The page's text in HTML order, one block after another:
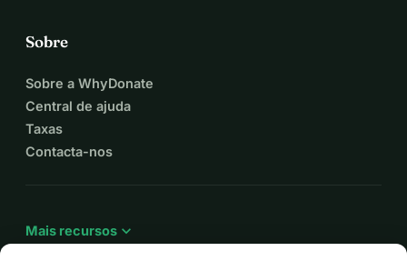
Sobre
Sobre a WhyDonate
Central de ajuda
Taxas
Contacta-nos
Mais recursos expand_more